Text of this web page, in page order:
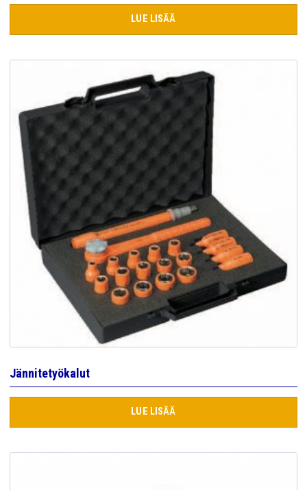
LUE LISÄÄ
Jännitetyökalut
LUE LISÄÄ